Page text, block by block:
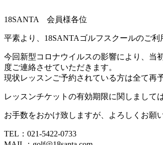
18SANTA 会員様各位
平素より、18SANTAゴルフスクールのご利
今回新型コロナウイルスの影響により、当
度ご連絡させていただきます。
現状レッスンご予約されている方は全て再
レッスンチケットの有効期限に関しまして
お手数をおかけ致しますが、よろしくお願
TEL：021-5422-0733